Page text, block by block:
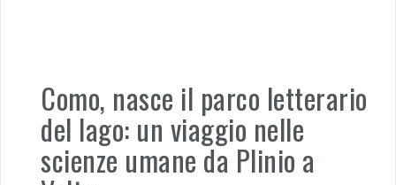
Como, nasce il parco letterario
del lago: un viaggio nelle
scienze umane da Plinio a